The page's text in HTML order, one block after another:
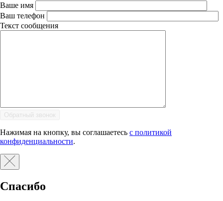
Ваше имя
Ваш телефон
Текст сообщения
Нажимая на кнопку, вы соглашаетесь с политикой
конфиденциальности.
Спасибо